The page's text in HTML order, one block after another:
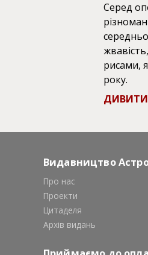
Серед
рисами,
року.
Видавництво
Про нас
Проекти
Цитаделя
Архів видань